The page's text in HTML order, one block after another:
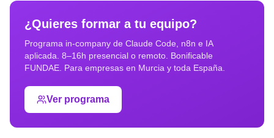
¿Quieres formar a tu equipo?
Programa in-company de Claude Code, n8n e IA
aplicada. 8–16h presencial o remoto. Bonificable
FUNDAE. Para empresas en Murcia y toda España.
Ver programa